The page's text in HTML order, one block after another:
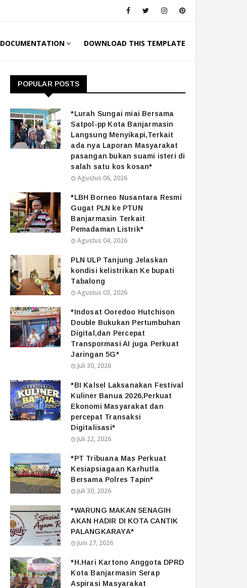
DOCUMENTATION DOWNLOAD THIS TEMPLATE
POPULAR POSTS
*Lurah Sungai miai Bersama
Satpol-pp Kota Banjarmasin
Langsung Menyikapi,Terkait
ada nya Laporan Masyarakat
pasangan bukan suami isteri di
salah satu kos kosan*
Agustus 06, 2026
*LBH Borneo Nusantara Resmi
Gugat PLN ke PTUN
Banjarmasin Terkait
Pemadaman Listrik*
Agustus 04, 2026
PLN ULP Tanjung Jelaskan
kondisi kelistrikan Ke bupati
Tabalong
Agustus 03, 2026
*Indosat Ooredoo Hutchison
Double Bukukan Pertumbuhan
Digital,dan Percepat
Transpormasi AI juga Perkuat
Jaringan 5G*
Juli 30, 2026
*BI Kalsel Laksanakan Festival
Kuliner Banua 2026,Perkuat
Ekonomi Masyarakat dan
percepat Transaksi
Digitalisasi*
Juli 22, 2026
*PT Tribuana Mas Perkuat
Kesiapsiagaan Karhutla
Bersama Polres Tapin*
Juli 30, 2026
*WARUNG MAKAN SENAGIH
AKAN HADIR DI KOTA CANTIK
PALANGKARAYA*
Juni 27, 2026
*H.Hari Kartono Anggota DPRD
Kota Banjarmasin Serap
Aspirasi Masyarakat